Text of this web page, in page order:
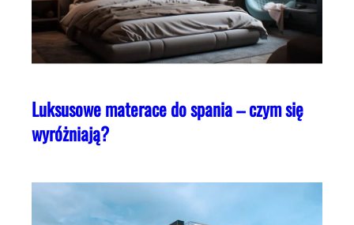
Luksusowe materace do spania – czym się
wyróżniają?